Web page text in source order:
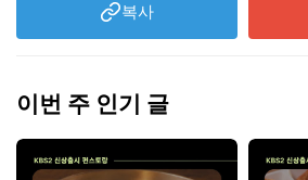
복사
이번 주 인기 글